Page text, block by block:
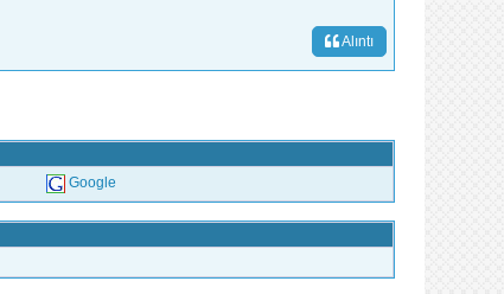
Alıntı
Google